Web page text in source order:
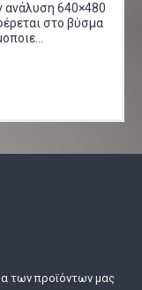
ανάλυση 640×480
στο βύσμα
των προϊόντων μας